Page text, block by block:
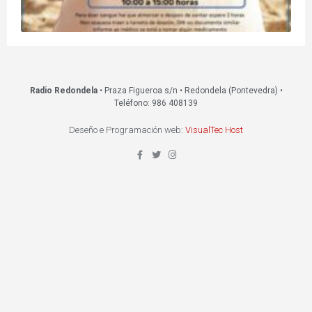
Radio Redondela• Praza Figueroa s/n • Redondela (Pontevedra) •
Teléfono: 986 408139
Deseño e Programación web: VisualTec Host